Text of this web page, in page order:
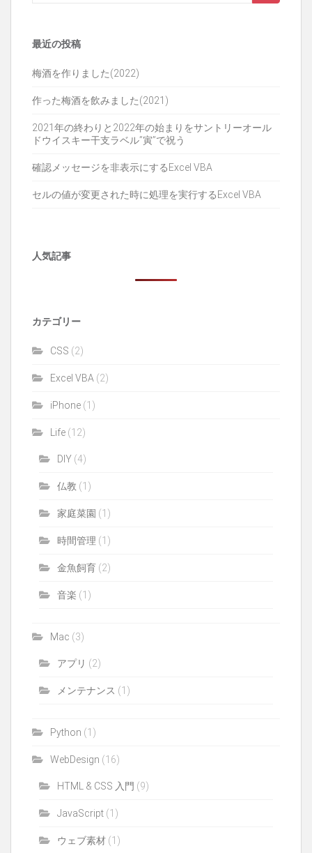
シ
ョ
最近の投稿
梅酒を作りました(2022)
作った梅酒を飲みました(2021)
2021年の終わりと2022年の始まりをサントリーオール
ドウイスキー干支ラベル”寅”で祝う
確認メッセージを非表示にするExcel VBA
セルの値が変更された時に処理を実行するExcel VBA
人気記事
カテゴリー
CSS (2)
Excel VBA (2)
iPhone (1)
Life (12)
DIY (4)
仏教 (1)
家庭菜園 (1)
時間管理 (1)
金魚飼育 (2)
音楽 (1)
Mac (3)
アプリ (2)
メンテナンス (1)
Python (1)
WebDesign (16)
HTML & CSS 入門 (9)
JavaScript (1)
ウェブ素材 (1)